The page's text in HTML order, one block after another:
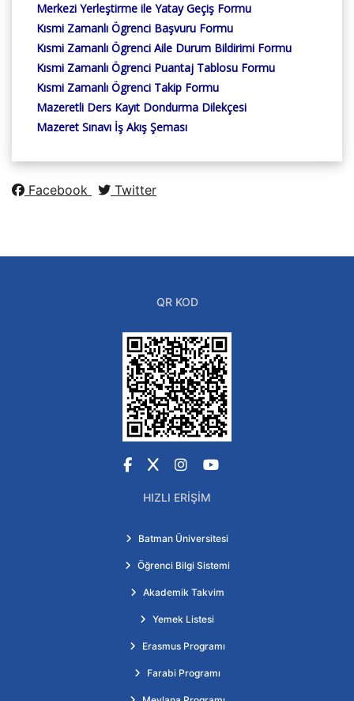
Merkezi Yerleştirme ile Yatay Geçiş Formu
Kısmi Zamanlı Ögrenci Başvuru Formu
Kısmi Zamanlı Ögrenci Aile Durum Bildirimi Formu
Kısmi Zamanlı Ögrenci Puantaj Tablosu Formu
Kısmi Zamanlı Ögrenci Takip Formu
Mazeretli Ders Kayıt Dondurma Dilekçesi
Mazeret Sınavı İş Akış Şeması
Facebook Twitter
QR KOD
Facebook
X Instagram
YouTube
HIZLI ERIŞIM
Batman Üniversitesi
Öğrenci Bilgi Sistemi
Akademik Takvim
Yemek Listesi
Erasmus Programı
Farabi Programı